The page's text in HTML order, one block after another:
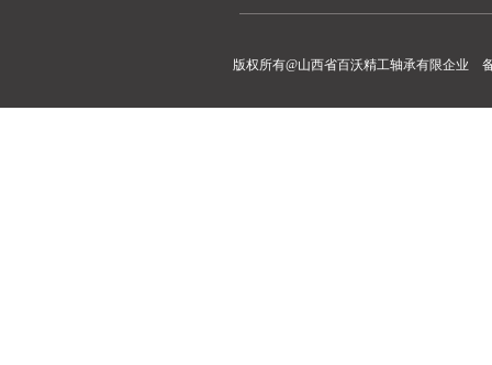
版权所有@山西省百沃精工轴承有限企业